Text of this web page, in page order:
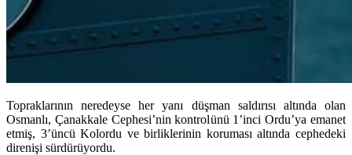
Topraklarının neredeyse her yanı düşman saldırısı altında olan
Osmanlı, Çanakkale Cephesi’nin kontrolünü 1’inci Ordu’ya emanet
etmiş, 3’üncü Kolordu ve birliklerinin koruması altında cephedeki
direnişi sürdürüyordu.